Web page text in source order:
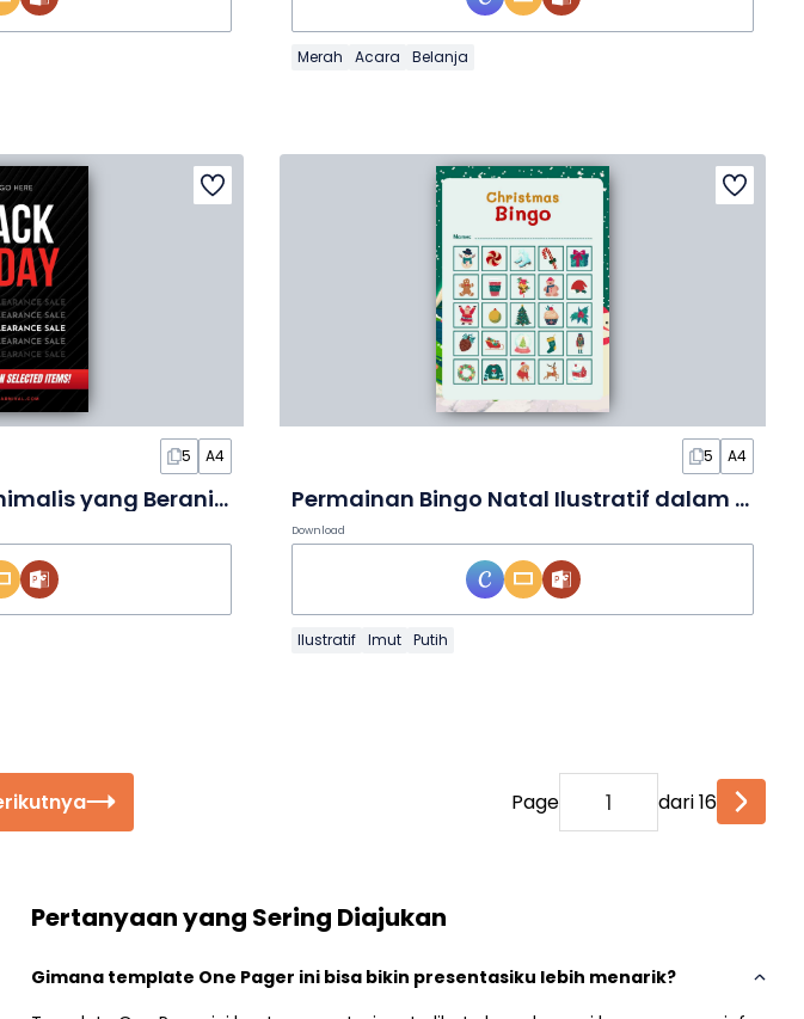
Merah Acara Belanja
5 A4
Flyer Black Friday Minimalis yang Berani dalam Slide
5 A4
Permainan Bingo Natal Ilustratif dalam Slide
Download
Ilustratif Imut Putih
Page dari 16
Pertanyaan yang Sering Diajukan
Gimana template One Pager ini bisa bikin presentasiku lebih menarik?